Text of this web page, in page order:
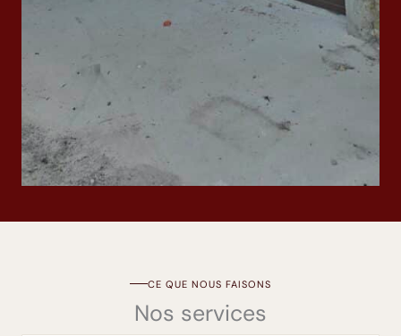
CE QUE NOUS FAISONS
Nos services